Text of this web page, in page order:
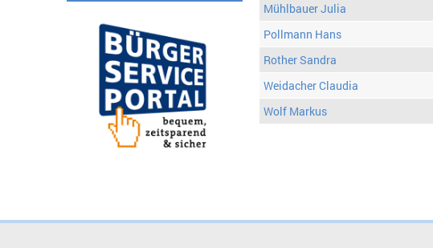
Mühlbauer Julia
Pollmann Hans
Rother Sandra
Weidacher Claudia
Wolf Markus